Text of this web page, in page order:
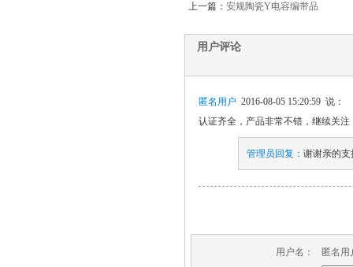
上一篇： 安规陶瓷Y电容编带品
用户评论
匿名用户 2016-08-05 15:20:59 说：
认证齐全，产品非常不错，继续关注
管理员回复： 谢谢亲的
用户名：
匿名用